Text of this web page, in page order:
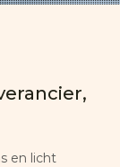
en licht